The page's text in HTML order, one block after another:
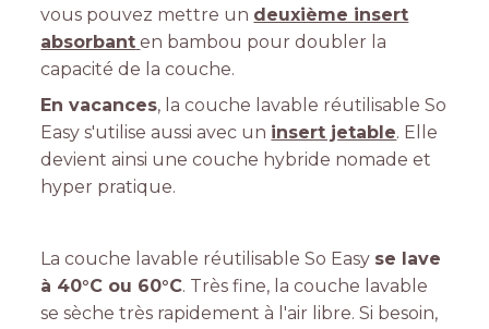
vous pouvez mettre un deuxième insert
absorbant en bambou pour doubler la
capacité de la couche.
En vacances, la couche lavable réutilisable So
Easy s'utilise aussi avec un insert jetable. Elle
devient ainsi une couche hybride nomade et
hyper pratique.
La couche lavable réutilisable So Easy se lave
à 40°C ou 60°C. Très fine, la couche lavable
se sèche très rapidement à l'air libre. Si besoin,